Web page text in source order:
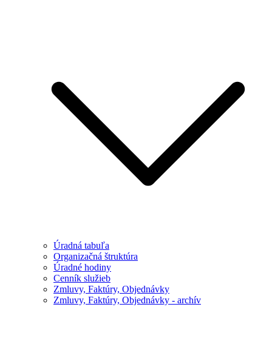
Úradná tabuľa
Organizačná štruktúra
Úradné hodiny
Cenník služieb
Zmluvy, Faktúry, Objednávky
Zmluvy, Faktúry, Objednávky - archív